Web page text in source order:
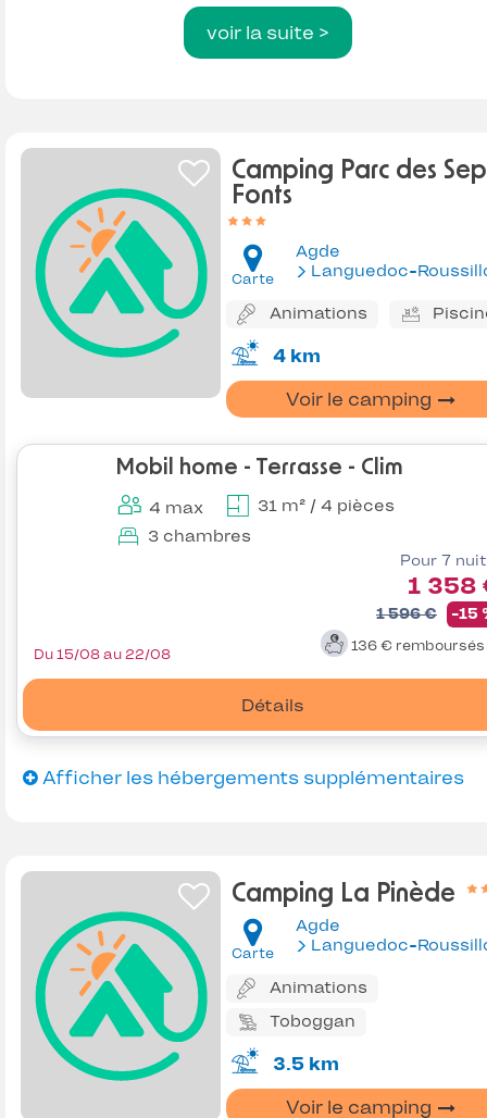
voir la suite >
Camping Parc des
Fonts
Carte
Agde
Languedoc-
Animations
4 km
Voir le camping
Mobil home - Terrasse - Clim
4 max
31 m² / 4 pièces
3 chambres
Pour 7
1 358
1 596 € -15
136 € remboursés
Détails
Du 15/08 au 22/08
Afficher les hébergements supplémentaires
Camping La Pinède
Carte
Agde
Languedoc-
Animations
Toboggan
3.5 km
Voir le camping